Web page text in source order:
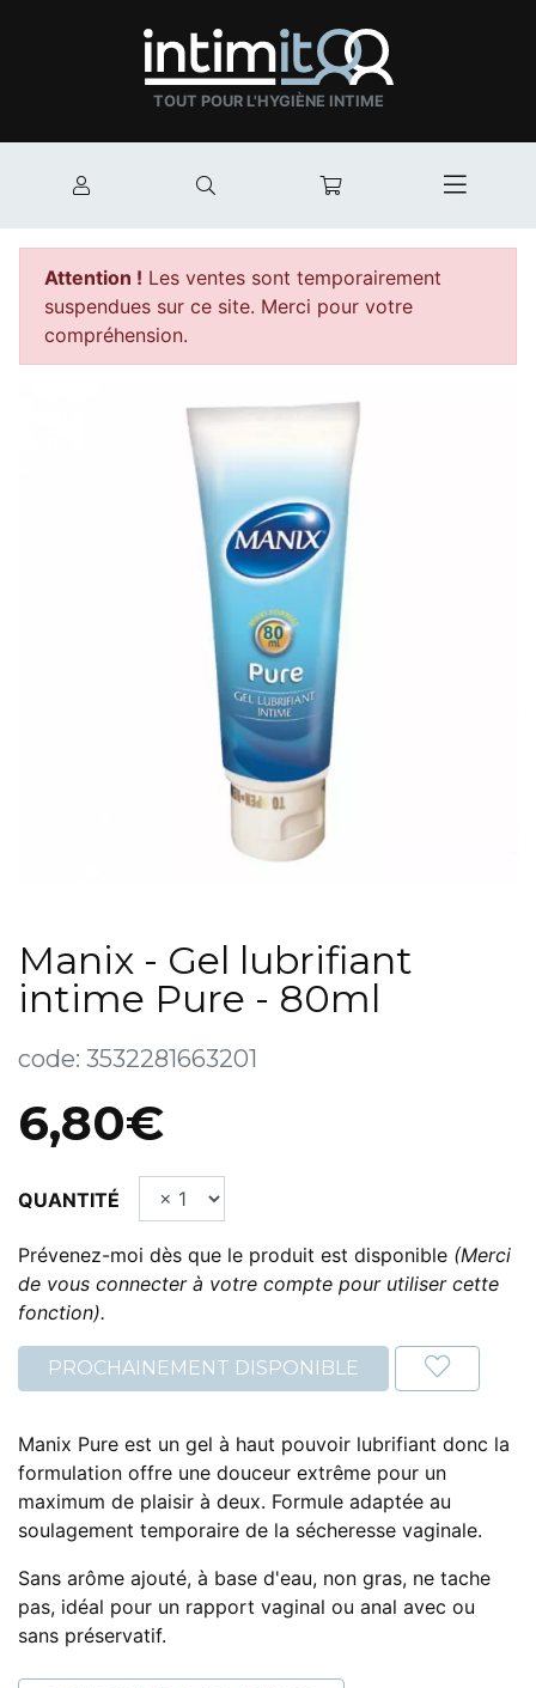
TOUT POUR L'HYGIÈNE INTIME
Mon compte Mon panier
Attention ! Les ventes sont temporairement
suspendues sur ce site. Merci pour votre
compréhension.
Manix - Gel lubrifiant
intime Pure - 80ml
code: 3532281663201
6,80€
QUANTITÉ
Prévenez-moi dès que le produit est disponible (Merci
de vous connecter à votre compte pour utiliser cette
fonction).
PROCHAINEMENT DISPONIBLE
Manix Pure est un gel à haut pouvoir lubrifiant donc la
formulation offre une douceur extrême pour un
maximum de plaisir à deux. Formule adaptée au
soulagement temporaire de la sécheresse vaginale.
Sans arôme ajouté, à base d'eau, non gras, ne tache
pas, idéal pour un rapport vaginal ou anal avec ou
sans préservatif.